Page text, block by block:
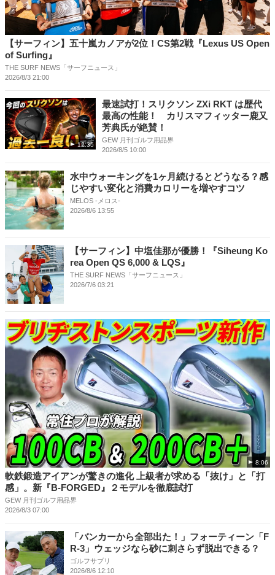
【サーフィン】五十嵐カノアが2位！CS第2戦『Lexus US Open
of Surfing』
THE SURF NEWS「サーフニュース」
2026/8/3 21:00
12:35
最速試打！スリクソン ZXi RKT は歴代
最高の性能！ カリスマフィッター鹿又
芳典氏が絶賛！
GEW 月刊ゴルフ用品界
2026/8/5 10:00
水中ウォーキングを1ヶ月続けるとどうなる？感
じやすい変化と消費カロリーを増やすコツ
MELOS -メロス-
2026/8/6 13:55
【サーフィン】中塩佳那が優勝！『Siheung Ko
rea Open QS 6,000 & LQS』
THE SURF NEWS「サーフニュース」
2026/7/6 03:21
8:06
軟鉄鍛造アイアンが驚きの進化 上級者が求める「抜け」と「打
感」。新『B-FORGED』２モデルを徹底試打
GEW 月刊ゴルフ用品界
2026/8/3 07:00
「バンカーから全部出た！」フォーティーン「F
R-3」ウェッジなら砂に刺さらず脱出できる？
ゴルフサプリ
2026/8/6 12:10